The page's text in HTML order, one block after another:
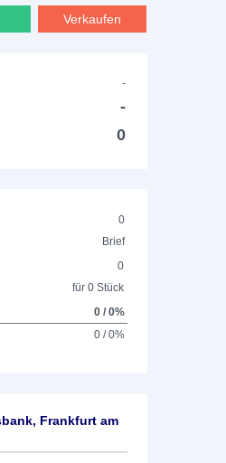
Verkaufen
-
-
0
0
Brief
0
für 0 Stück
0 / 0%
0 / 0%
Frankfurt am